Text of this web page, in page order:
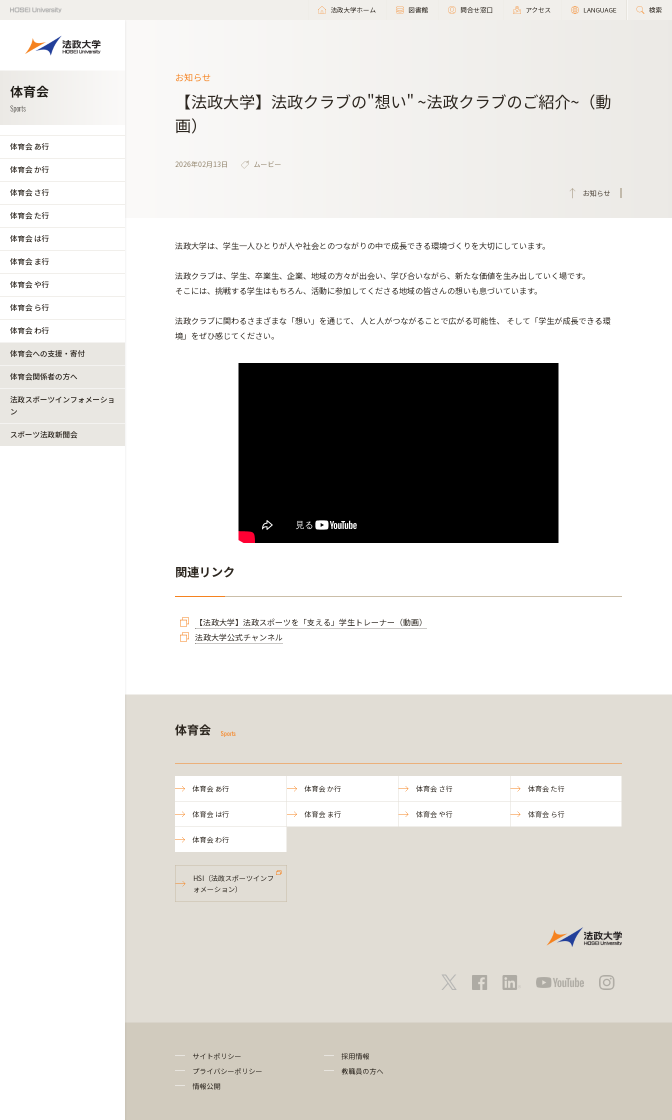
法政大学ホーム 図書館 問合せ窓口 アクセス LANGUAGE 検索
体育会 あ行
体育会 か行
体育会 さ行
体育会 た行
体育会 は行
体育会 ま行
体育会 や行
体育会 ら行
体育会 わ行
体育会への支援・寄付
体育会関係者の方へ
法政スポーツインフォメーショ
ン
スポーツ法政新聞会
お知らせ
【法政大学】法政クラブの"想い" ~法政クラブのご紹介~（動
画）
2026年02月13日 ムービー
お知らせ
法政大学は、学生一人ひとりが人や社会とのつながりの中で成長できる環境づくりを大切にしています。
法政クラブは、学生、卒業生、企業、地域の方々が出会い、学び合いながら、新たな価値を生み出していく場です。
そこには、挑戦する学生はもちろん、活動に参加してくださる地域の皆さんの想いも息づいています。
法政クラブに関わるさまざまな「想い」を通じて、 人と人がつながることで広がる可能性、 そして「学生が成長できる環
境」をぜひ感じてください。
関連リンク
【法政大学】法政スポーツを「支える」学生トレーナー（動画）
法政大学公式チャンネル
体育会 Sports
体育会 あ行 体育会 か行 体育会 さ行 体育会 た行
体育会 は行 体育会 ま行 体育会 や行 体育会 ら行
体育会 わ行
HSI（法政スポーツインフ
ォメーション）
サイトポリシー
プライバシーポリシー
情報公開
採用情報
教職員の方へ